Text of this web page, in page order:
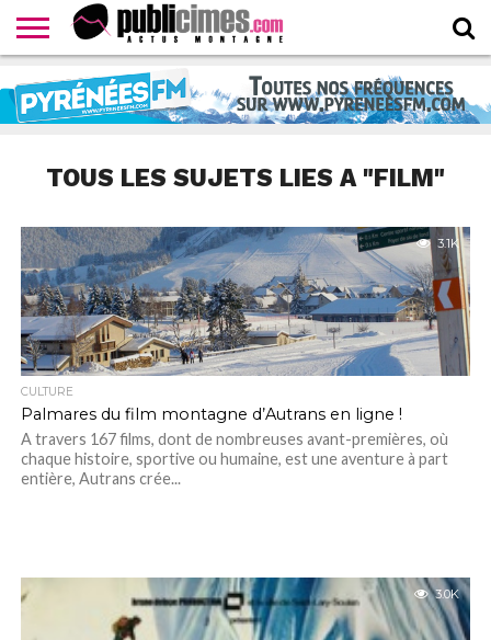
CONTACTER
LA
RÉDACTION
HOMEPAGE
NEWSLETTER
PROPOSER
UN
COMMUNIQUÉ
WEBTV
PUBLICIMESTV
TOUS LES SUJETS LIES A "FILM"
3.1K
CULTURE
Palmares du film montagne d’Autrans en ligne !
A travers 167 films, dont de nombreuses avant-premières, où
chaque histoire, sportive ou humaine, est une aventure à part
entière, Autrans crée...
3.0K